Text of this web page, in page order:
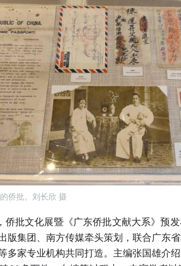
侨批。刘长欣 摄
侨批文化展暨《广东侨批文献大系》预
版集团、南方传媒牵头策划，联合广东省
多家专业机构共同打造。主编张国雄介